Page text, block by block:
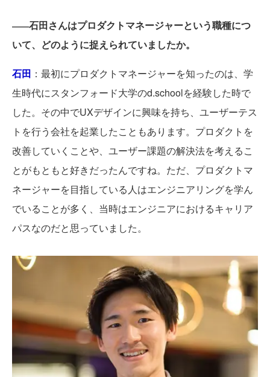
――石田さんはプロダクトマネージャーという職種につ
いて、どのように捉えられていましたか。
石田 ：最初にプロダクトマネージャーを知ったのは、学
生時代にスタンフォード大学のd.schoolを経験した時で
した。その中でUXデザインに興味を持ち、ユーザーテス
トを行う会社を起業したこともあります。プロダクトを
改善していくことや、ユーザー課題の解決法を考えるこ
とがもともと好きだったんですね。ただ、プロダクトマ
ネージャーを目指している人はエンジニアリングを学ん
でいることが多く、当時はエンジニアにおけるキャリア
パスなのだと思っていました。